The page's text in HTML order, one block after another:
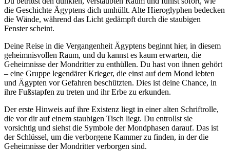
die Geschichte Ägyptens dich umhüllt. Alte Hieroglyphen bedecken
die Wände, während das Licht gedämpft durch die staubigen
Fenster scheint.
Deine Reise in die Vergangenheit Ägyptens beginnt hier, in diesem
geheimnisvollen Raum, und du kannst es kaum erwarten, die
Geheimnisse der Mondritter zu enthüllen. Du hast von ihnen gehört
– eine Gruppe legendärer Krieger, die einst auf dem Mond lebten
und Ägypten vor Gefahren beschützten. Dies ist deine Chance, in
ihre Fußstapfen zu treten und ihr Erbe zu erkunden.
Der erste Hinweis auf ihre Existenz liegt in einer alten Schriftrolle,
die vor dir auf einem staubigen Tisch liegt. Du entrollst sie
vorsichtig und siehst die Symbole der Mondphasen darauf. Das ist
der Schlüssel, um die verborgene Kammer zu finden, in der die
Geheimnisse der Mondritter verborgen sind.